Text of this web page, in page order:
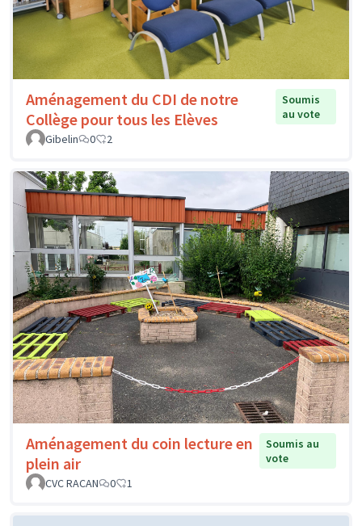
Aménagement du CDI de notre
Collège pour tous les Elèves
Soumis
au vote
Gibelin
0 2
Aménagement du coin lecture en
plein air
Soumis au
vote
CVC RACAN
0 1